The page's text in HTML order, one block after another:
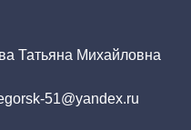
Татьяна Михайловна
51@yandex.ru